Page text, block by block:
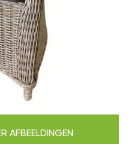
AFBEELDINGEN